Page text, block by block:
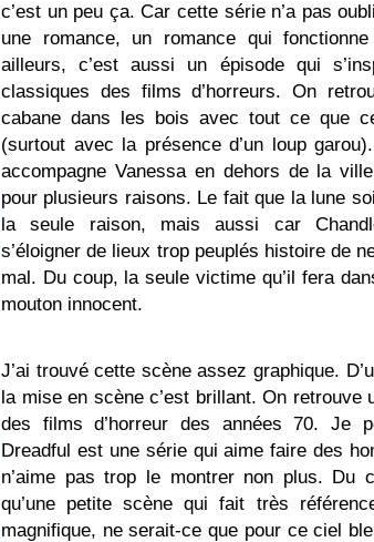
c’est un peu ça. Car cette série n’a pas
une romance, un romance qui
ailleurs, c’est aussi un épisode qui
classiques des films d’horreurs. On
cabane dans les bois avec tout ce que
(surtout avec la présence d’un loup
accompagne Vanessa en dehors de la
pour plusieurs raisons. Le fait que la lune
la seule raison, mais aussi car
s’éloigner de lieux trop peuplés histoire de
mal. Du coup, la seule victime qu’il fera
mouton innocent.
J’ai trouvé cette scène assez graphique.
la mise en scène c’est brillant. On retrouve
des films d’horreur des années 70. Je
Dreadful est une série qui aime faire des
n’aime pas trop le montrer non plus. Du
qu’une petite scène qui fait très
magnifique, ne serait-ce que pour ce ciel